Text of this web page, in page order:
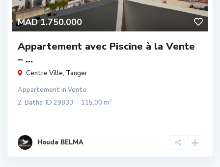
MAD 1.750.000
Appartement avec Piscine à la Vente
– ...
Centre Ville, Tanger
Appartement in Vente
2 Baths ID 29833 115.00 m2
Houda BELMA